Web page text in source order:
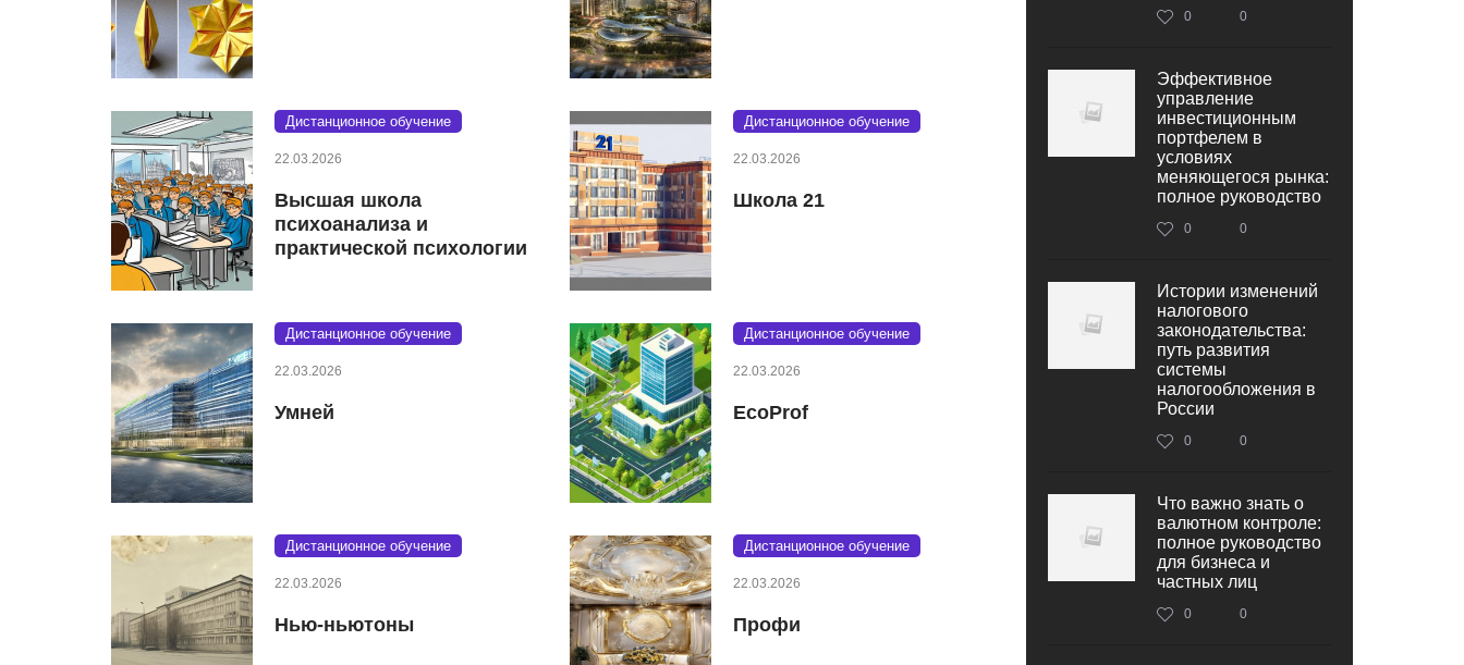
Дистанционное обучение
22.03.2026
Высшая школа
психоанализа и
практической психологии
Дистанционное обучение
22.03.2026
Школа 21
Дистанционное обучение
22.03.2026
Умней
Дистанционное обучение
22.03.2026
EcoProf
Дистанционное обучение
22.03.2026
Нью-ньютоны
Дистанционное обучение
22.03.2026
Профи
0 0
Эффективное
управление
инвестиционным
портфелем в
условиях
меняющегося рынка:
полное руководство
0 0
Истории изменений
налогового
законодательства:
путь развития
системы
налогообложения в
России
0 0
Что важно знать о
валютном контроле:
полное руководство
для бизнеса и
частных лиц
0 0